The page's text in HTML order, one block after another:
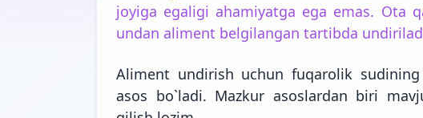
joyiga egaligi ahamiyatga ega emas. Ota
undan aliment belgilangan tartibda
Aliment undirish uchun fuqarolik
asos bo`ladi. Mazkur asoslardan biri